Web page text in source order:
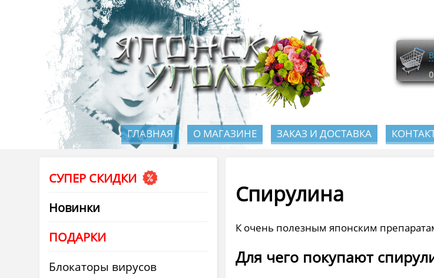
0
ГЛАВНАЯ О МАГАЗИНЕ ЗАКАЗ И ДОСТАВКА
СУПЕР СКИДКИ
Новинки
ПОДАРКИ
Блокаторы вирусов
Спирулина
К очень полезным японским
Для чего покупают